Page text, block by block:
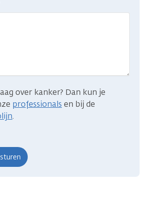
over kanker? Dan kun je
professionals en bij de
.